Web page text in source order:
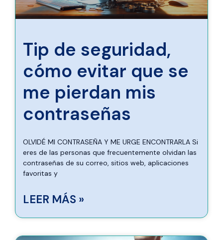
Tip de seguridad,
cómo evitar que se
me pierdan mis
contraseñas
OLVIDÉ MI CONTRASEÑA Y ME URGE ENCONTRARLA Si
eres de las personas que frecuentemente olvidan las
contraseñas de su correo, sitios web, aplicaciones
favoritas y
LEER MÁS »